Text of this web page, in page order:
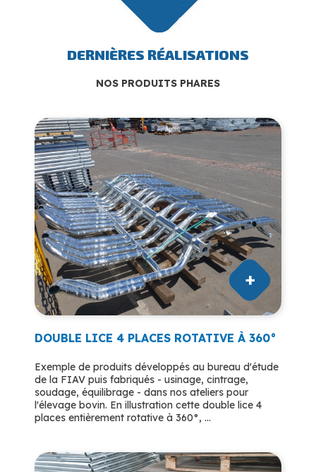
DERNIÈRES RÉALISATIONS
NOS PRODUITS PHARES
DOUBLE LICE 4 PLACES ROTATIVE À 360°
Exemple de produits développés au bureau d'étude
de la FIAV puis fabriqués - usinage, cintrage,
soudage, équilibrage - dans nos ateliers pour
l'élevage bovin. En illustration cette double lice 4
places entièrement rotative à 360°, ...